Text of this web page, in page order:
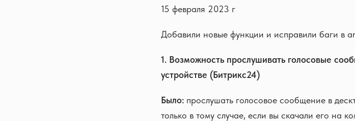
15 февраля 2023 г
Добавили новые функции и исправили баги в
1. Возможность прослушивать голосовые
устройстве (Битрикс24)
Было: прослушать голосовое сообщение в
только в тому случае, если вы скачали его на